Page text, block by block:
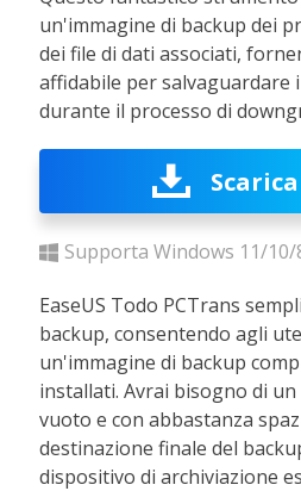
un'immagine di backup dei
dei file di dati associati,
affidabile per salvaguardare
durante il processo di
Supporta Windows 11/
EaseUS Todo PCTrans
backup, consentendo agli
un'immagine di backup
installati. Avrai bisogno di
vuoto e con abbastanza
destinazione finale del
dispositivo di archiviazione